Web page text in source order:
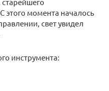
этого момента началось
свет увидел
инструмента: